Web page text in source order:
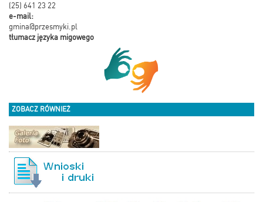
(25) 641 23 22
e-mail:
gmina@przesmyki.pl
tłumacz języka migowego
ZOBACZ RÓWNIEŻ